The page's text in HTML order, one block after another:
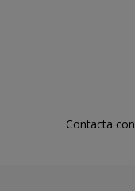
Contacta